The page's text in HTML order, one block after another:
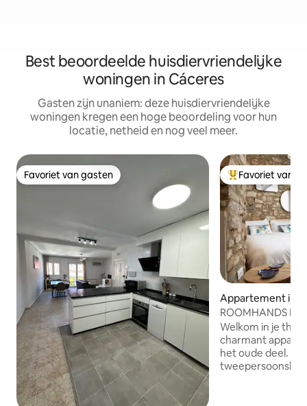
Best beoordeelde huisdiervriendelijke
woningen in Cáceres
Gasten zijn unaniem: deze huisdiervriendelijke
woningen kregen een hoge beoordeling voor hun
locatie, netheid en nog veel meer.
Favoriet van gasten
Favoriet van gasten Topfavoriet van
Favoriet van
Appartement in
ROOMHANDS
CÁCERES
Welkom in je
charmant
het oude deel.